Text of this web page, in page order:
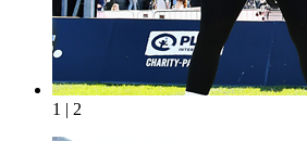
1 | 2